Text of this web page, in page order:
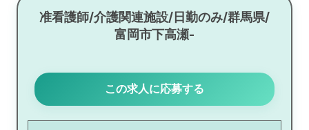
准看護師/介護関連施設/日勤のみ/群馬県/
富岡市下高瀬-
この求人に応募する